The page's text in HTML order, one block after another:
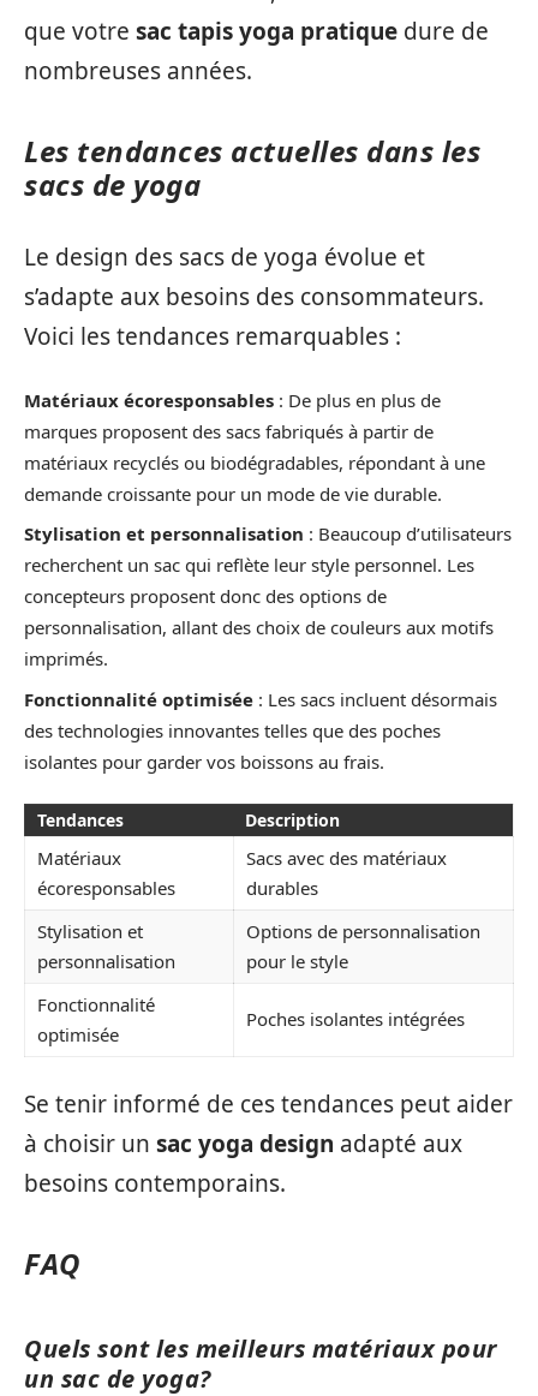
que votre sac tapis yoga pratique dure de
nombreuses années.
Les tendances actuelles dans les
sacs de yoga
Le design des sacs de yoga évolue et
s’adapte aux besoins des consommateurs.
Voici les tendances remarquables :
Matériaux écoresponsables : De plus en plus de
marques proposent des sacs fabriqués à partir de
matériaux recyclés ou biodégradables, répondant à une
demande croissante pour un mode de vie durable.
Stylisation et personnalisation : Beaucoup d’utilisateurs
recherchent un sac qui reflète leur style personnel. Les
concepteurs proposent donc des options de
personnalisation, allant des choix de couleurs aux motifs
imprimés.
Fonctionnalité optimisée : Les sacs incluent désormais
des technologies innovantes telles que des poches
isolantes pour garder vos boissons au frais.
Tendances Description
Matériaux
écoresponsables
Sacs avec des matériaux
durables
Stylisation et
personnalisation
Options de personnalisation
pour le style
Fonctionnalité
optimisée
Poches isolantes intégrées
Se tenir informé de ces tendances peut aider
à choisir un sac yoga design adapté aux
besoins contemporains.
FAQ
Quels sont les meilleurs matériaux pour
un sac de yoga?